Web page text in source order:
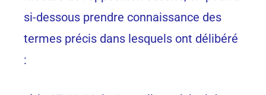
si-dessous prendre connaissance des
termes précis dans lesquels ont délibéré
: